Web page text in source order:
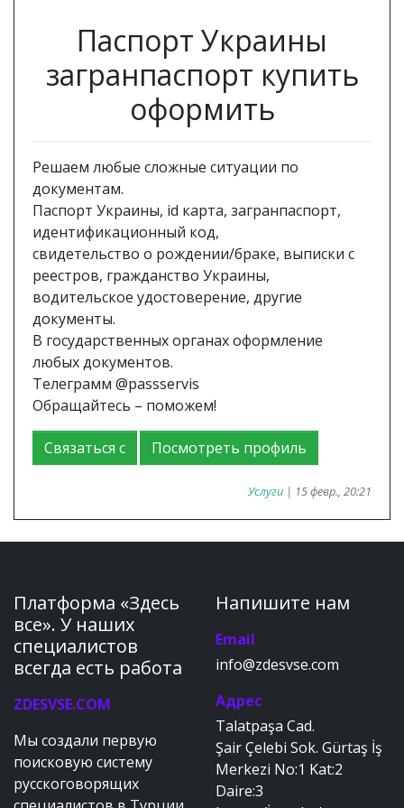
Паспорт Украины
загранпаспорт купить
оформить
Решаем любые сложные ситуации по
документам.
Паспорт Украины, id карта, загранпаспорт,
идентификационный код,
свидетельство о рождении/браке, выписки с
реестров, гражданство Украины,
водительское удостоверение, другие
документы.
В государственных органах оформление
любых документов.
Телеграмм @passservis
Обращайтесь – поможем!
Связаться с Посмотреть профиль
Услуги | 15 февр., 20:21
Платформа «Здесь
все». У наших
специалистов
всегда есть работа
ZDESVSE.COM
Мы создали первую
поисковую систему
русскоговорящих
Напишите нам
Email
info@zdesvse.com
Адрес
Talatpaşa Cad.
Şair Çelebi Sok. Gürtaş İş
Merkezi No:1 Kat:2
Daire:3